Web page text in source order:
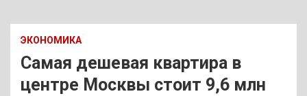
ЭКОНОМИКА
Самая дешевая квартира в
центре Москвы стоит 9,6 млн